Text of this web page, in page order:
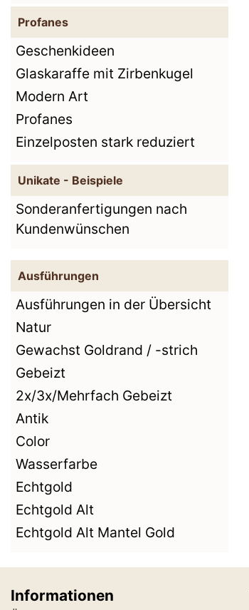
Profanes
Geschenkideen
Glaskaraffe mit Zirbenkugel
Modern Art
Profanes
Einzelposten stark reduziert
Unikate - Beispiele
Sonderanfertigungen nach
Kundenwünschen
Ausführungen
Ausführungen in der Übersicht
Natur
Gewachst Goldrand / -strich
Gebeizt
2x/3x/Mehrfach Gebeizt
Antik
Color
Wasserfarbe
Echtgold
Echtgold Alt
Echtgold Alt Mantel Gold
Informationen